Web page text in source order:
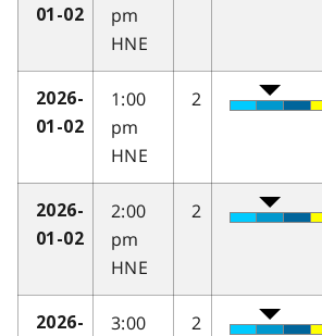
01-02
pm
HNE
2026-
01-02
1:00
pm
HNE
2
2026-
01-02
2:00
pm
HNE
2
2026-
3:00
2